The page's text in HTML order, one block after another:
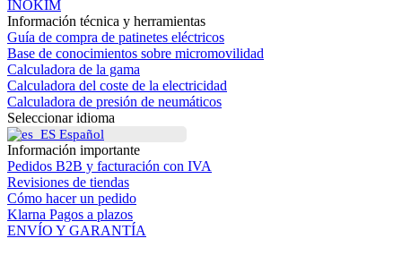
INOKIM
Información técnica y herramientas
Guía de compra de patinetes eléctricos
Base de conocimientos sobre micromovilidad
Calculadora de la gama
Calculadora del coste de la electricidad
Calculadora de presión de neumáticos
Seleccionar idioma
Español
Información importante
Pedidos B2B y facturación con IVA
Revisiones de tiendas
Cómo hacer un pedido
Klarna Pagos a plazos
ENVÍO Y GARANTÍA